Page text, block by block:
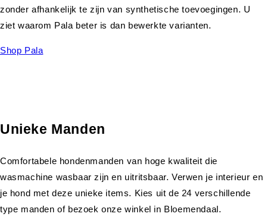
zonder afhankelijk te zijn van synthetische toevoegingen. U
ziet waarom Pala beter is dan bewerkte varianten.
Shop Pala
Unieke Manden
Comfortabele hondenmanden van hoge kwaliteit die
wasmachine wasbaar zijn en uitritsbaar. Verwen je interieur en
je hond met deze unieke items. Kies uit de 24 verschillende
type manden of bezoek onze winkel in Bloemendaal.